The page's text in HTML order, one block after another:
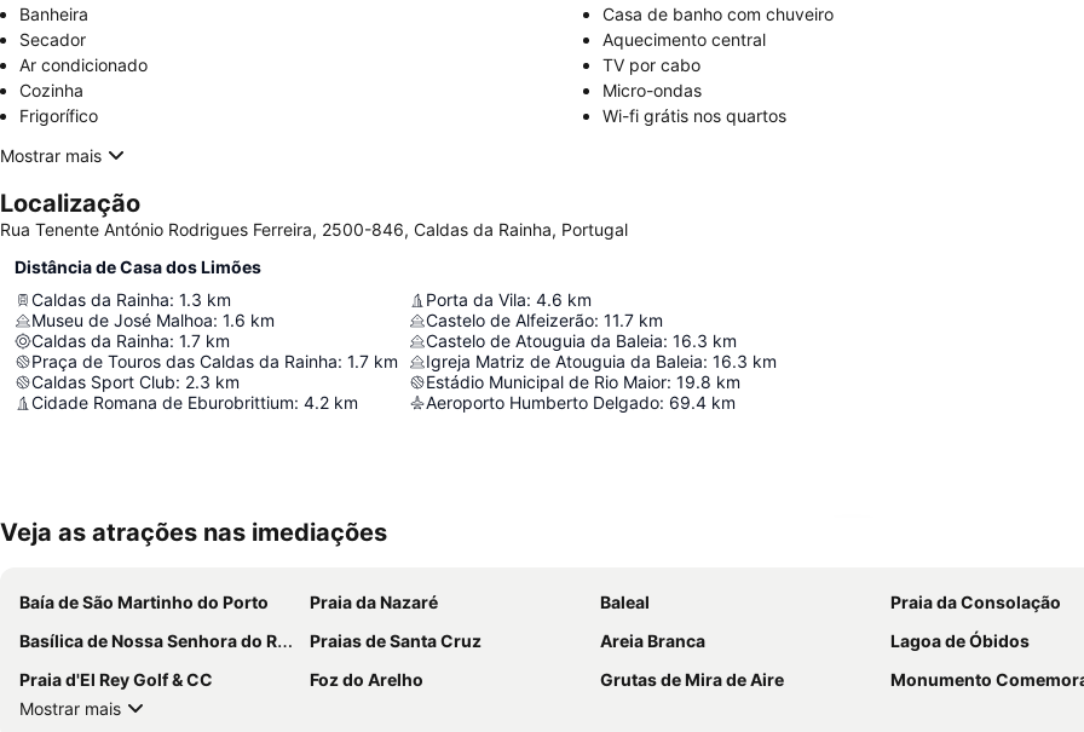
Banheira
Casa de banho com chuveiro
Secador
Aquecimento central
Ar condicionado
TV por cabo
Cozinha
Micro-ondas
Frigorífico
Wi-fi grátis nos quartos
Mostrar mais
Localização
Rua Tenente António Rodrigues Ferreira, 2500-846, Caldas da Rainha, Portugal
Distância de Casa dos Limões
Caldas da Rainha: 1.3 km
Museu de José Malhoa: 1.6 km
Caldas da Rainha: 1.7 km
Praça de Touros das Caldas da Rainha: 1.7 km
Caldas Sport Club: 2.3 km
Cidade Romana de Eburobrittium: 4.2 km
Porta da Vila: 4.6 km
Castelo de Alfeizerão: 11.7 km
Castelo de Atouguia da Baleia: 16.3 km
Igreja Matriz de Atouguia da Baleia: 16.3 km
Estádio Municipal de Rio Maior: 19.8 km
Aeroporto Humberto Delgado: 69.4 km
Veja as atrações nas imediações
Baía de São Martinho do Porto Praia da Nazaré Baleal
Praia da Consolação
Basílica de Nossa Senhora do Rosário de Fátima
Praias de Santa Cruz Areia Branca
Lagoa de Óbidos
Praia d'El Rey Golf & CC
Foz do Arelho Grutas de Mira de Aire
Monumento Comemorativo da
Mostrar mais